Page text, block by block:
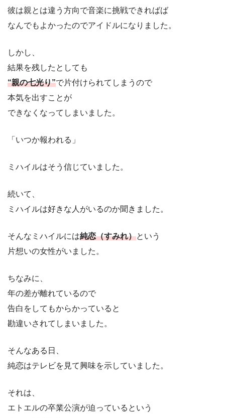
彼は親とは違う方向で音楽に挑戦できればば
なんでもよかったのでアイドルになりました。
しかし、
結果を残したとしても
“親の七光り”で片付けられてしまうので
本気を出すことが
できなくなってしまいました。
「いつか報われる」
ミハイルはそう信じていました。
続いて、
ミハイルは好きな人がいるのか聞きました。
そんなミハイルには純恋（すみれ）という
片想いの女性がいました。
ちなみに、
年の差が離れているので
告白をしてもからかっていると
勘違いされてしまいました。
そんなある日、
純恋はテレビを見て興味を示していました。
それは、
エトエルの卒業公演が迫っているという